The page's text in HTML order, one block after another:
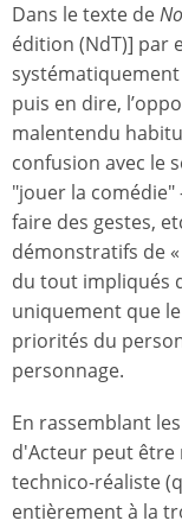
Dans le texte de
édition (NdT)] par
puis en dire,
malentendu
confusion avec le
"jouer la
faire des gestes,
démonstratifs de
du tout impliqués
uniquement que
priorités du
personnage.
En rassemblant
d'Acteur peut être
technico-réaliste
entièrement à la